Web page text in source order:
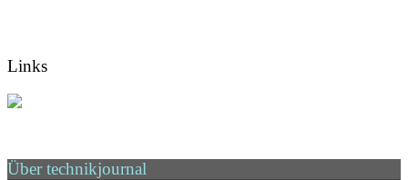
Links
Über technikjournal